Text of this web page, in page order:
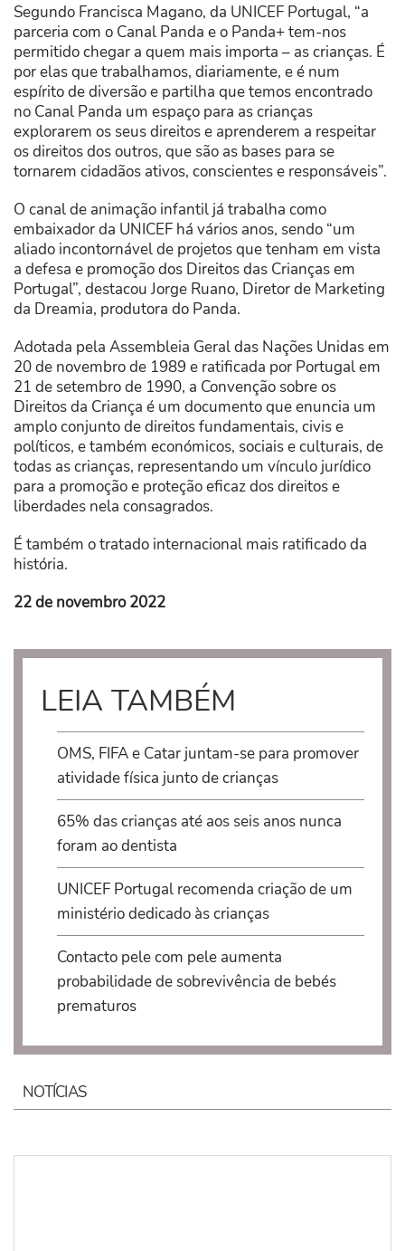
Segundo Francisca Magano, da UNICEF Portugal, “a
parceria com o Canal Panda e o Panda+ tem-nos
permitido chegar a quem mais importa – as crianças. É
por elas que trabalhamos, diariamente, e é num
espírito de diversão e partilha que temos encontrado
no Canal Panda um espaço para as crianças
explorarem os seus direitos e aprenderem a respeitar
os direitos dos outros, que são as bases para se
tornarem cidadãos ativos, conscientes e responsáveis”.
O canal de animação infantil já trabalha como
embaixador da UNICEF há vários anos, sendo “um
aliado incontornável de projetos que tenham em vista
a defesa e promoção dos Direitos das Crianças em
Portugal”, destacou Jorge Ruano, Diretor de Marketing
da Dreamia, produtora do Panda.
Adotada pela Assembleia Geral das Nações Unidas em
20 de novembro de 1989 e ratificada por Portugal em
21 de setembro de 1990, a Convenção sobre os
Direitos da Criança é um documento que enuncia um
amplo conjunto de direitos fundamentais, civis e
políticos, e também económicos, sociais e culturais, de
todas as crianças, representando um vínculo jurídico
para a promoção e proteção eficaz dos direitos e
liberdades nela consagrados.
É também o tratado internacional mais ratificado da
história.
22 de novembro 2022
LEIA TAMBÉM
OMS, FIFA e Catar juntam-se para promover
atividade física junto de crianças
65% das crianças até aos seis anos nunca
foram ao dentista
UNICEF Portugal recomenda criação de um
ministério dedicado às crianças
Contacto pele com pele aumenta
probabilidade de sobrevivência de bebés
prematuros
NOTÍCIAS